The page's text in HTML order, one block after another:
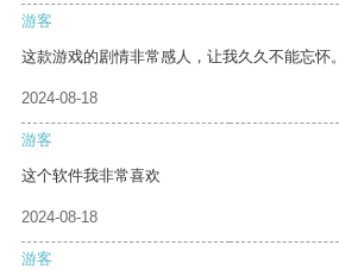
游客
这款游戏的剧情非常感人，让我久久不能忘怀。
2024-08-18
游客
这个软件我非常喜欢
2024-08-18
游客